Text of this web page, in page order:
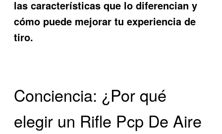
las características que lo diferencian y
cómo puede mejorar tu experiencia de
tiro.
Conciencia: ¿Por qué
elegir un Rifle Pcp De Aire